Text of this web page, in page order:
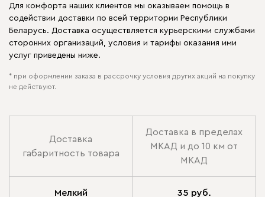
Для комфорта наших клиентов мы оказываем помощь в
содействии доставки по всей территории Республики
Беларусь. Доставка осуществляется курьерскими службами
сторонних организаций, условия и тарифы оказания ими
услуг приведены ниже.
* при оформлении заказа в рассрочку условия других акций на покупку
не действуют.
Доставка
габаритность товара
Доставка в пределах
МКАД и до 10 км от
МКАД
Мелкий 35 руб.